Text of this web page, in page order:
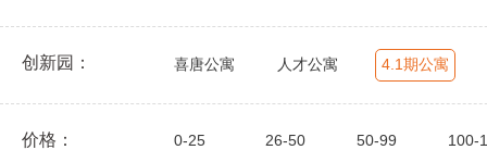
创新园： 喜唐公寓 人才公寓 4.1期公寓
价格： 0-25 26-50 50-99 100-